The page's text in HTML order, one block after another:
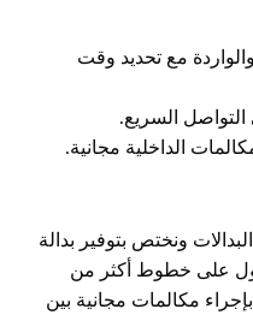
مع تحديد وقت
التواصل السريع.
الداخلية مجانية.
ونختص بتوفير بدالة
على خطوط أكثر من
مكالمات مجانية بين